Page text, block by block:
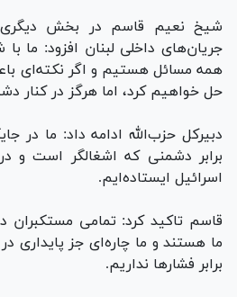
شیخ نعیم قاسم در بخش
جریان‌های داخلی لبنان افزود: ما
همه مسائل هستیم و اگر نکته‌ای
حل خواهیم کرد، اما هرگز در کنار
دبیرکل حزب‌الله ادامه داد: ما در
برابر دشمنی که اشغالگر است و در
اسرائیل ایستاده‌ایم.
قاسم تاکید کرد: تمامی مستکبران
ما هستند و ما چاره‌ای جز پایداری
برابر فشارها نداریم.